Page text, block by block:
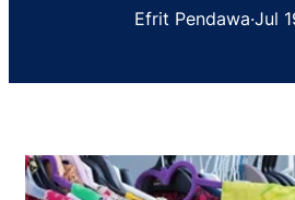
Efrit Pendawa·Jul